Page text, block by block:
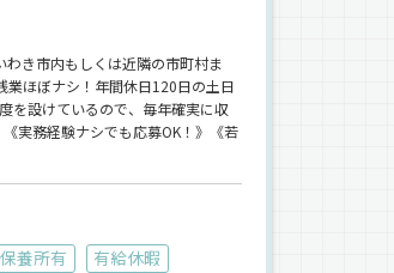
き市内もしくは近隣の市町村ま
ほぼナシ！年間休日120日の土日
を設けているので、毎年確実に収
実務経験ナシでも応募OK！》《若
保養所有
有給休暇